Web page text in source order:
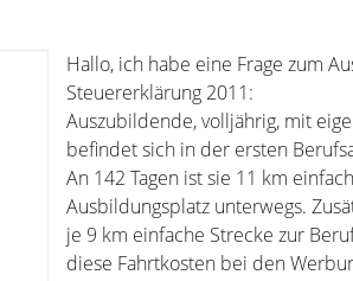
Hallo, ich habe eine Frage zum
Steuererklärung 2011:
Auszubildende, volljährig, mit
befindet sich in der ersten
An 142 Tagen ist sie 11 km
Ausbildungsplatz unterwegs.
je 9 km einfache Strecke zur
diese Fahrtkosten bei den